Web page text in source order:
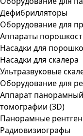
Дефибрилляторы
Оборудование для
Аппараты
Насадки для
Насадки для скалера
Ультразвуковые
Оборудование для
Аппарат
томографии (3D)
Панорамные
Радиовизиографы